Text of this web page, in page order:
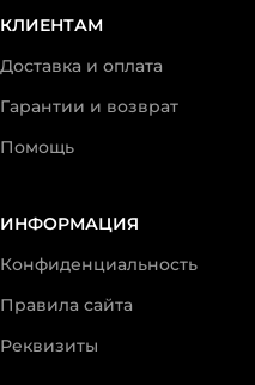
КЛИЕНТАМ
Доставка и оплата
Гарантии и возврат
Помощь
ИНФОРМАЦИЯ
Конфиденциальность
Правила сайта
Реквизиты